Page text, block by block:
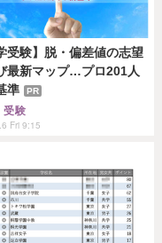
受験】脱・偏差値の志望
最新マップ…プロ201人
準
PR
受験
Fri 9:15